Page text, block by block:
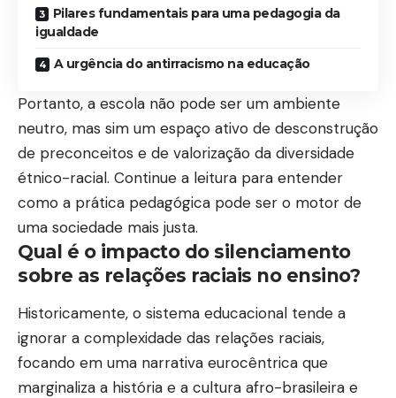
Pilares fundamentais para uma pedagogia da
igualdade
A urgência do antirracismo na educação
Portanto, a escola não pode ser um ambiente
neutro, mas sim um espaço ativo de desconstrução
de preconceitos e de valorização da diversidade
étnico-racial. Continue a leitura para entender
como a prática pedagógica pode ser o motor de
uma sociedade mais justa.
Qual é o impacto do silenciamento
sobre as relações raciais no ensino?
Historicamente, o sistema educacional tende a
ignorar a complexidade das relações raciais,
focando em uma narrativa eurocêntrica que
marginaliza a história e a cultura afro-brasileira e